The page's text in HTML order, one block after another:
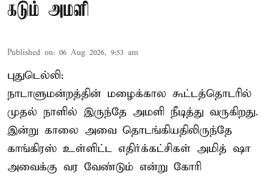
கடும் அமளி
Published on: 06 Aug 2026, 9:53 am
புதுடெல்லி:
நாடாளுமன்றத்தின் மழைக்கால கூட்டத்தொடரில்
முதல் நாளில் இருந்தே அமளி நீடித்து வருகிறது.
இன்று காலை அவை தொடங்கியதிலிருந்தே
காங்கிரஸ் உள்ளிட்ட எதிர்க்கட்சிகள் அமித் ஷா
அவைக்கு வர வேண்டும் என்று கோரி